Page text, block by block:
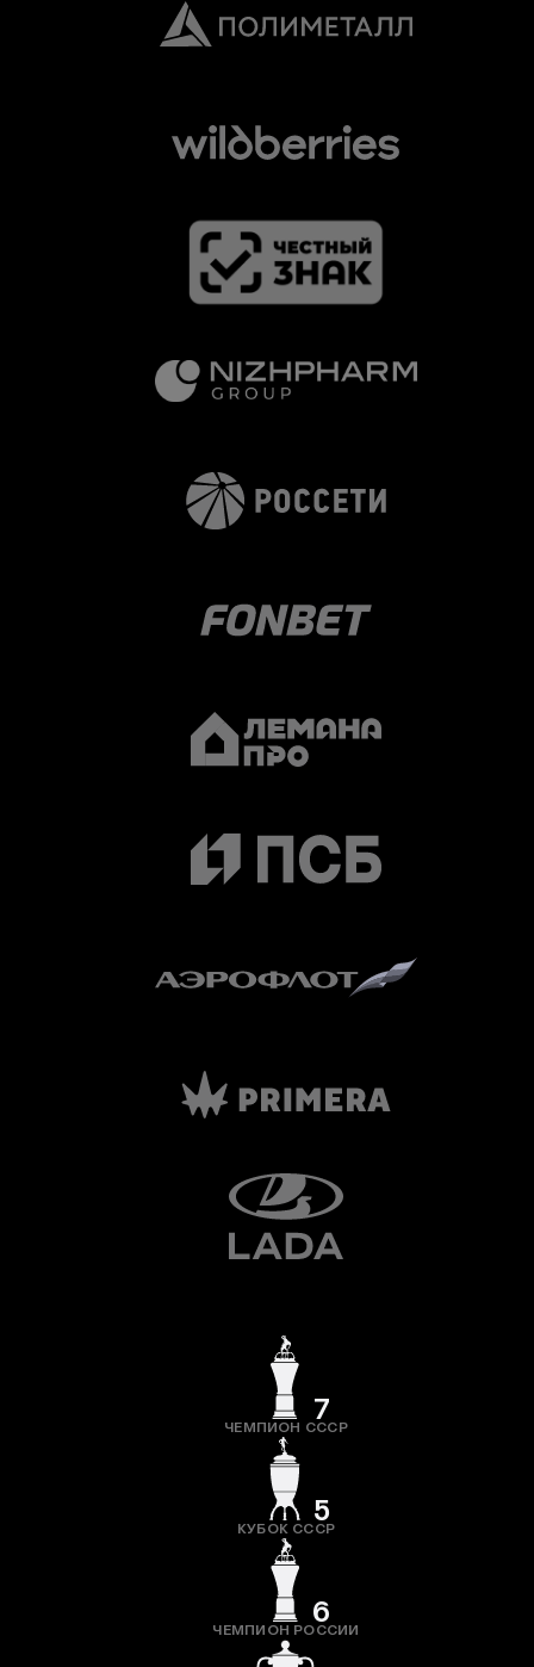
7
ЧЕМПИОН СССР
5
КУБОК СССР
6
ЧЕМПИОН РОССИИ